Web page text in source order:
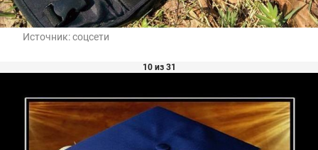
Источник:соцсети
10 из 31